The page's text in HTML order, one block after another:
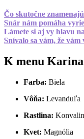
Čo skutočne
Snár nám pomáha
Lámete si aj vy hlavu
Snívalo sa vám, že vám
K menu
Farba: Biela
Vôňa: Levanduľa
Rastlina:
Kvet: Magnólia